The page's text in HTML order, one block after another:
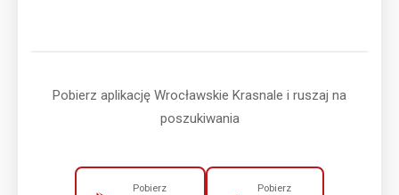
Pobierz aplikację Wrocławskie Krasnale i ruszaj na
poszukiwania
Pobierz Pobierz